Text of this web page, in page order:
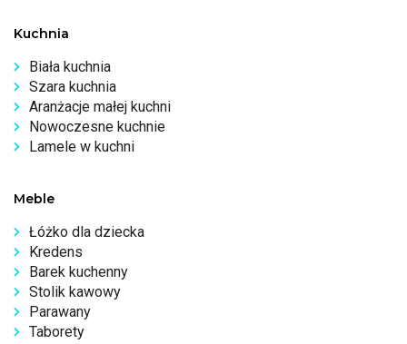
Kuchnia
Biała kuchnia
Szara kuchnia
Aranżacje małej kuchni
Nowoczesne kuchnie
Lamele w kuchni
Meble
Łóżko dla dziecka
Kredens
Barek kuchenny
Stolik kawowy
Parawany
Taborety